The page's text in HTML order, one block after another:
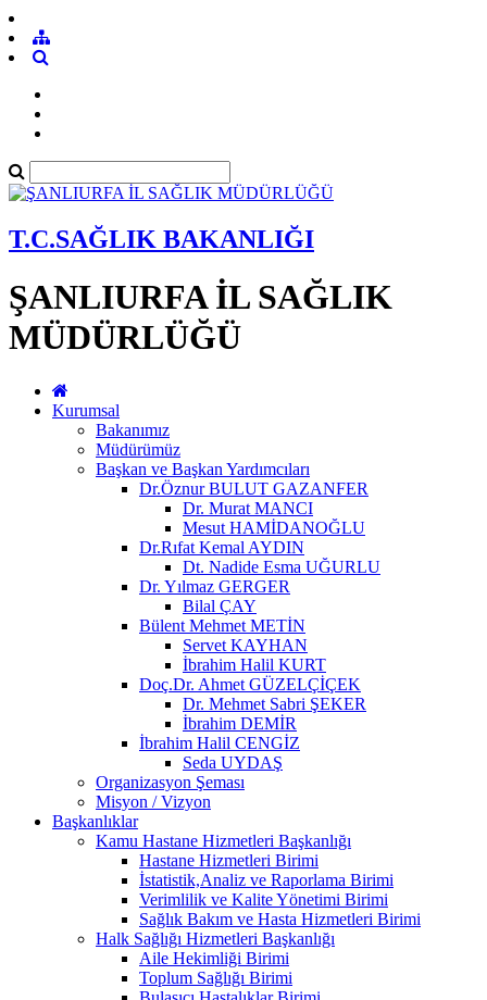
T.C.SAĞLIK BAKANLIĞI
ŞANLIURFA İL SAĞLIK
MÜDÜRLÜĞÜ
Kurumsal
Bakanımız
Müdürümüz
Başkan ve Başkan Yardımcıları
Dr.Öznur BULUT GAZANFER
Dr. Murat MANCI
Mesut HAMİDANOĞLU
Dr.Rıfat Kemal AYDIN
Dt. Nadide Esma UĞURLU
Dr. Yılmaz GERGER
Bilal ÇAY
Bülent Mehmet METİN
Servet KAYHAN
İbrahim Halil KURT
Doç.Dr. Ahmet GÜZELÇİÇEK
Dr. Mehmet Sabri ŞEKER
İbrahim DEMİR
İbrahim Halil CENGİZ
Seda UYDAŞ
Organizasyon Şeması
Misyon / Vizyon
Başkanlıklar
Kamu Hastane Hizmetleri Başkanlığı
Hastane Hizmetleri Birimi
İstatistik,Analiz ve Raporlama Birimi
Verimlilik ve Kalite Yönetimi Birimi
Sağlık Bakım ve Hasta Hizmetleri Birimi
Halk Sağlığı Hizmetleri Başkanlığı
Aile Hekimliği Birimi
Toplum Sağlığı Birimi